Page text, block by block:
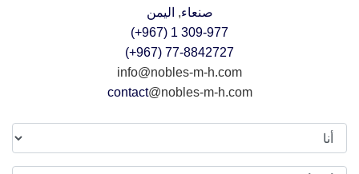
صنعاء, اليمن
309-977 1 (967+)
77-8842727 (967+)
info@nobles-m-h.com
contact@nobles-m-h.com